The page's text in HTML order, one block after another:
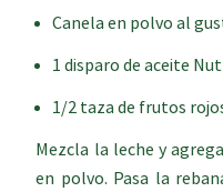
Canela en polvo al
1 disparo de aceite
1/2 taza de frutos
Mezcla la leche y
en polvo. Pasa la